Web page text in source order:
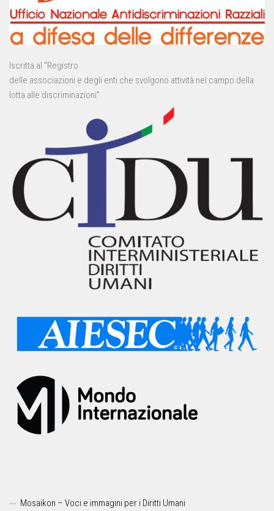
Iscritta al “Registro
delle associazioni e degli enti che svolgono attività nel campo della
lotta alle discriminazioni”
Mosaikon – Voci e immagini per i Diritti Umani